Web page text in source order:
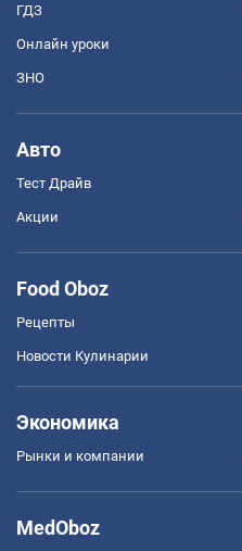
ГДЗ
Онлайн уроки
ЗНО
Авто
Тест Драйв
Акции
Food Oboz
Рецепты
Новости Кулинарии
Экономика
Рынки и компании
MedOboz